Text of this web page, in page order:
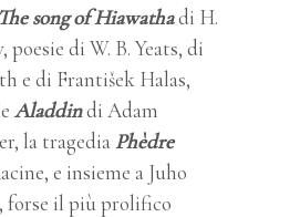
The song of Hiawathadi H.
poesie di W. B. Yeats, di
e di František Halas,
Aladdindi Adam
r, la tragediaPhèdre
e insieme a Juho
forse il più prolifico